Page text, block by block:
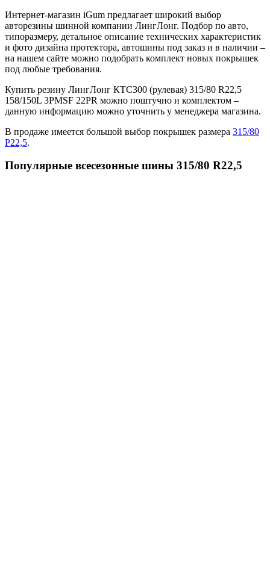
Интернет-магазин iGum предлагает широкий выбор
авторезины шинной компании ЛингЛонг. Подбор по авто,
типоразмеру, детальное описание технических характеристик
и фото дизайна протектора, автошины под заказ и в наличии –
на нашем сайте можно подобрать комплект новых покрышек
под любые требования.
Купить резину ЛингЛонг КТС300 (рулевая) 315/80 R22,5
158/150L 3PMSF 22PR можно поштучно и комплектом –
данную информацию можно уточнить у менеджера магазина.
В продаже имеется большой выбор покрышек размера 315/80
Р22,5.
Популярные всесезонные шины 315/80 R22,5